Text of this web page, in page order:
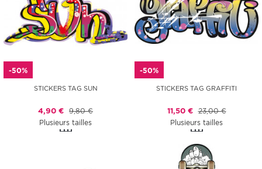
-50%
STICKERS TAG SUN
4,90 € 9,80 €
Plusieurs tailles
-50%
STICKERS TAG GRAFFITI
11,50 € 23,00 €
Plusieurs tailles